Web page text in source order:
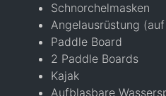
Schnorchelmasken
Angelausrüstung
Paddle Board
2 Paddle Boards
Kajak
Aufblasbare